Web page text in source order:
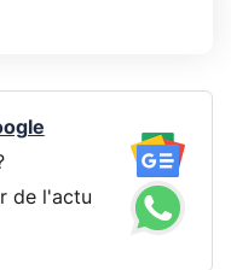
de l'actu